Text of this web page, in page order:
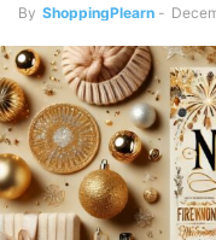
By ShoppingPlearn -